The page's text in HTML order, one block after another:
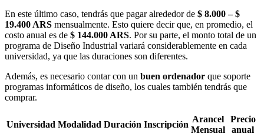
En este último caso, tendrás que pagar alrededor de $ 8.000 – $
19.400 ARS mensualmente. Esto quiere decir que, en promedio, el
costo anual es de $ 144.000 ARS. Por su parte, el monto total de un
programa de Diseño Industrial variará considerablemente en cada
universidad, ya que las duraciones son diferentes.
Además, es necesario contar con un buen ordenador que soporte
programas informáticos de diseño, los cuales también tendrás que
comprar.
Universidad Modalidad Duración Inscripción
Arancel
Mensual
Precio
anual